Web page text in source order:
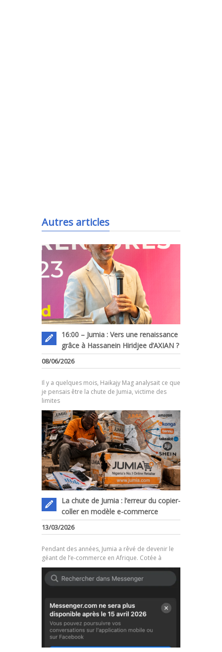
Autres articles
16:00 – Jumia : Vers une renaissance
grâce à Hassanein Hiridjee d’AXIAN ?
08/06/2026
Il y a quelques mois, Haikajy Mag analysait ce que
je pensais être la chute de Jumia, victime des
limites
La chute de Jumia : l’erreur du copier-
coller en modèle e-commerce
13/03/2026
Pendant des années, Jumia a rêvé de devenir le
géant de l’e-commerce en Afrique. Cotée à